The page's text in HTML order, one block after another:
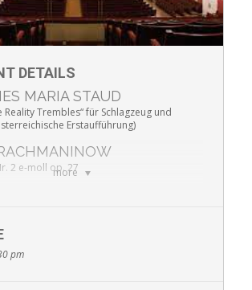
more
DETAILS
MARIA STAUD
Reality Trembles“ für Schlagzeug und
Erstaufführung)
2 e-moll op. 27
pm